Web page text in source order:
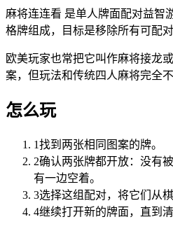
麻将连连看 是单人牌面配对益智
格牌组成，目标是移除所有可配对
欧美玩家也常把它叫作麻将接龙
案，但玩法和传统四人麻将完全不
怎么玩
1找到两张相同图案的牌。
2确认两张牌都开放：没有
有一边空着。
3选择这组配对，将它们从棋
4继续打开新的牌面，直到